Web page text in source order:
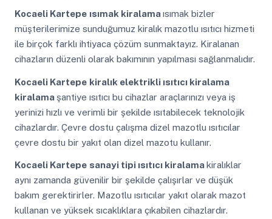
Kocaeli Kartepe ısımak kiralamaısımak bizler
müşterilerimize sunduğumuz kiralık mazotlu ısıtıcı hizmeti
ile birçok farklı ihtiyaca çözüm sunmaktayız. Kiralanan
cihazların düzenli olarak bakımının yapılması sağlanmalıdır.
Kocaeli Kartepe kiralık elektrikli ısıtıcı kiralama
kiralama şantiye ısıtıcı bu cihazlar araçlarınızı veya iş
yerinizi hızlı ve verimli bir şekilde ısıtabilecek teknolojik
cihazlardır. Çevre dostu çalışma dizel mazotlu ısıtıcılar
çevre dostu bir yakıt olan dizel mazotu kullanır.
Kocaeli Kartepe sanayi tipi ısıtıcı kiralamakiralıklar
aynı zamanda güvenilir bir şekilde çalışırlar ve düşük
bakım gerektirirler. Mazotlu ısıtıcılar yakıt olarak mazot
kullanan ve yüksek sıcaklıklara çıkabilen cihazlardır.